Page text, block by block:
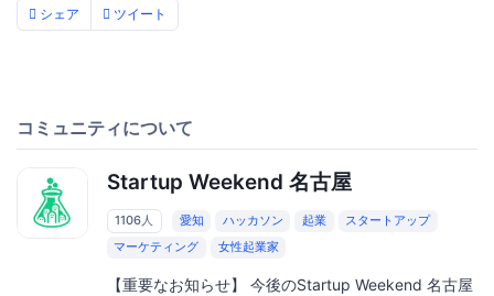
シェア ツイート
コミュニティについて
Startup Weekend 名古屋
1106人 愛知 ハッカソン 起業
スタートアップ
マーケティング
女性起業家
【重要なお知らせ】 今後のStartup Weekend 名古屋